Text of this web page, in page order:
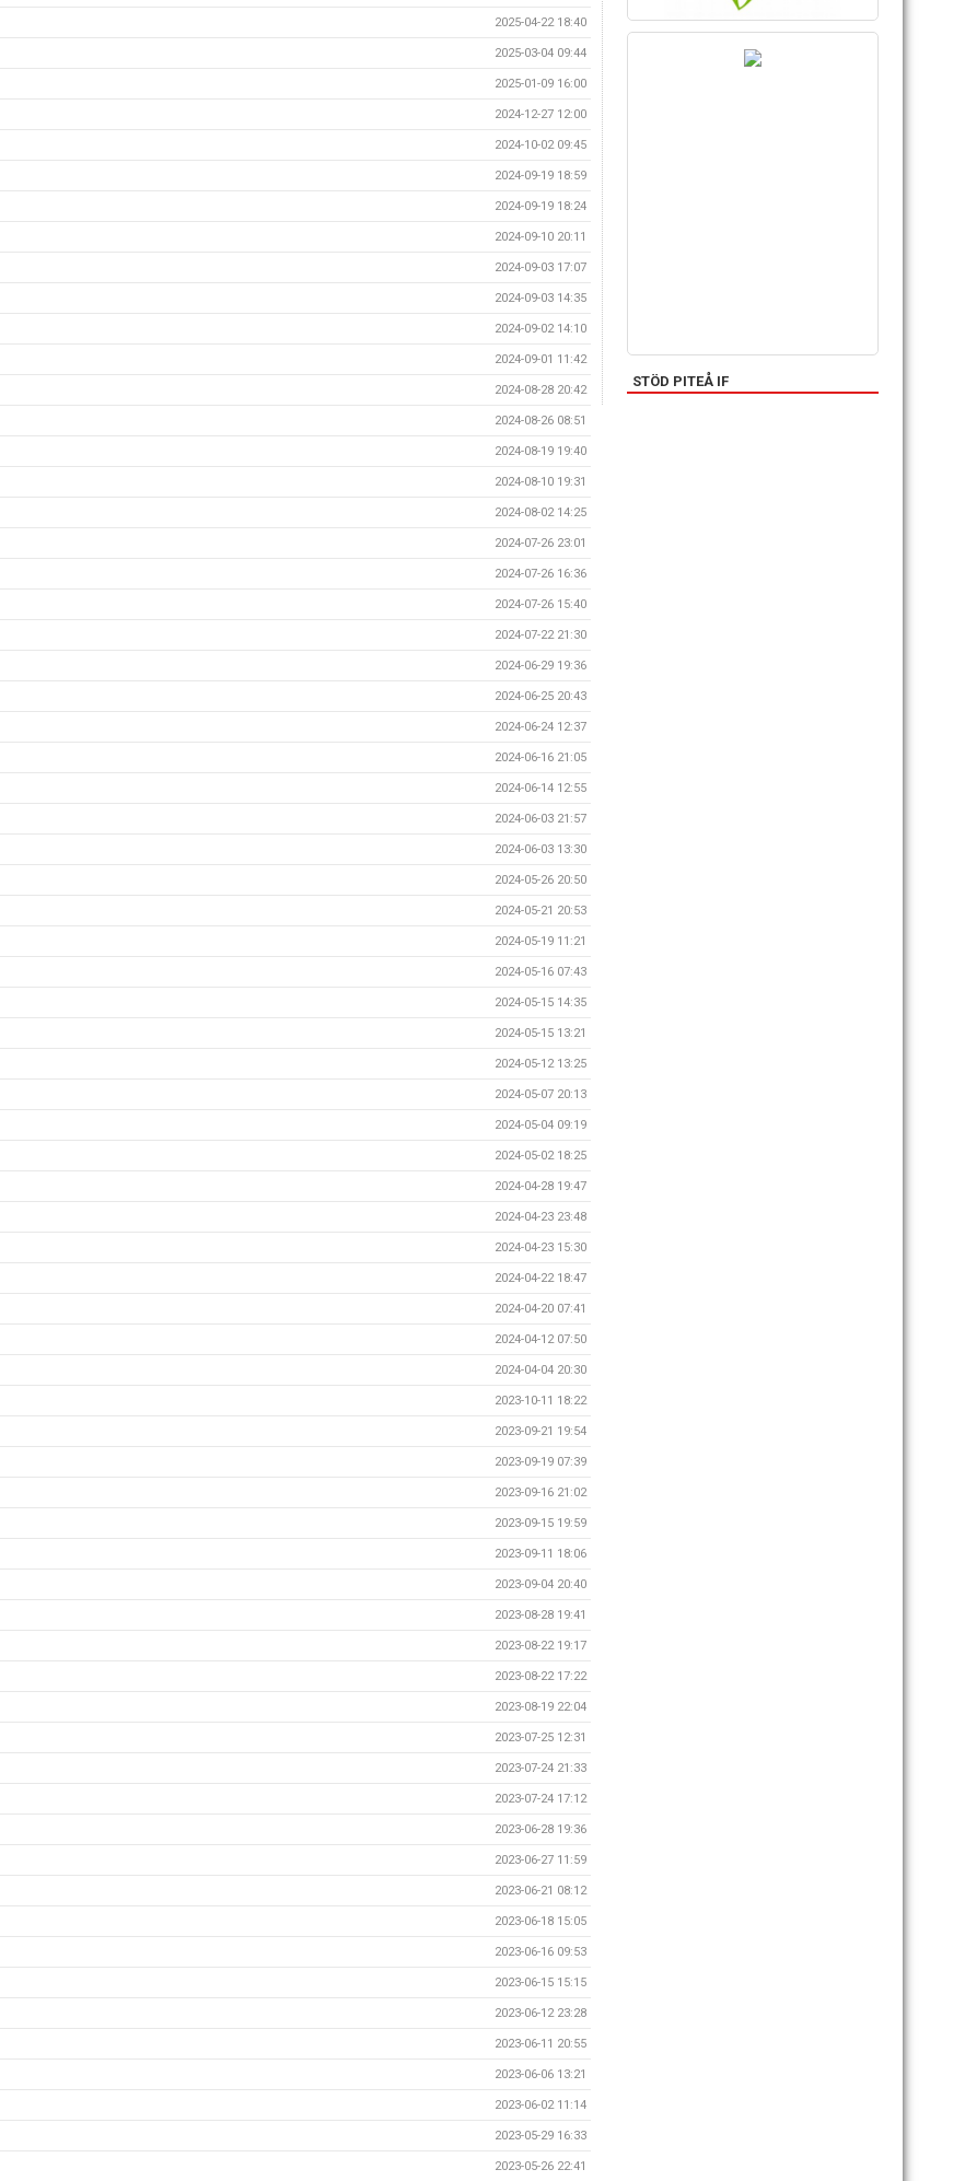
2025-04-22 18:40
2025-03-04 09:44
2025-01-09 16:00
2024-12-27 12:00
2024-10-02 09:45
2024-09-19 18:59
2024-09-19 18:24
2024-09-10 20:11
2024-09-03 17:07
2024-09-03 14:35
2024-09-02 14:10
2024-09-01 11:42
2024-08-28 20:42
2024-08-26 08:51
2024-08-19 19:40
2024-08-10 19:31
2024-08-02 14:25
2024-07-26 23:01
2024-07-26 16:36
2024-07-26 15:40
2024-07-22 21:30
2024-06-29 19:36
2024-06-25 20:43
2024-06-24 12:37
2024-06-16 21:05
2024-06-14 12:55
2024-06-03 21:57
2024-06-03 13:30
2024-05-26 20:50
2024-05-21 20:53
2024-05-19 11:21
2024-05-16 07:43
2024-05-15 14:35
2024-05-15 13:21
2024-05-12 13:25
2024-05-07 20:13
2024-05-04 09:19
2024-05-02 18:25
2024-04-28 19:47
2024-04-23 23:48
2024-04-23 15:30
2024-04-22 18:47
2024-04-20 07:41
2024-04-12 07:50
2024-04-04 20:30
2023-10-11 18:22
2023-09-21 19:54
2023-09-19 07:39
2023-09-16 21:02
2023-09-15 19:59
2023-09-11 18:06
2023-09-04 20:40
2023-08-28 19:41
2023-08-22 19:17
2023-08-22 17:22
2023-08-19 22:04
2023-07-25 12:31
2023-07-24 21:33
2023-07-24 17:12
2023-06-28 19:36
2023-06-27 11:59
2023-06-21 08:12
2023-06-18 15:05
2023-06-16 09:53
2023-06-15 15:15
2023-06-12 23:28
2023-06-11 20:55
2023-06-06 13:21
2023-06-02 11:14
2023-05-29 16:33
2023-05-26 22:41
STÖD PITEÅ IF